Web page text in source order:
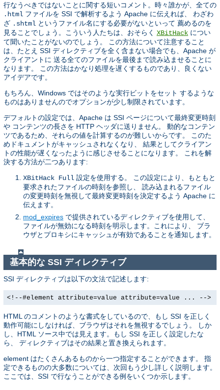
行なうべきではないことに関する短いコメント。時々誰かが、全ての
.html ファイルを SSI で解析するよう Apache に伝えれば、 わざわ
ざ .shtml というファイル名にする必要がないといって 薦めるのを
見ることでしょう。こういう人たちは、おそらく XBitHack につい
て聞いたことがないのでしょう。 この方法について注意すること
は、たとえ SSI ディレクティブを全く含まない場合でも、Apache が
クライアントに 送る全てのファイルを最後まで読み込ませることに
なります。 この方法はかなり処理を遅くするものであり、良くない
アイデアです。
もちろん、Windows ではそのような実行ビットをセット するような
ものはありませんのでオプションが少し制限されています。
デフォルトの設定では、Apache は SSI ページについて最終変更時刻
や コンテンツの長さを HTTP ヘッダに送りません。 動的なコンテン
ツであるため、それらの値を計算するのが難しいからです。 このた
めドキュメントがキャッシュされなくなり、 結果としてクライアン
トの性能が遅くなったように感じさせることになります。 これを解
決する方法が二つあります:
XBitHack Full 設定を使用する。 この設定により、もともと
要求されたファイルの時刻を参照し、 読み込まれるファイル
の変更時刻を無視して最終変更時刻を決定するよう Apache に
伝えます。
mod_expires で提供されているディレクティブを使用して、
ファイルが無効になる時刻を明示します。これにより、 ブラ
ウザとプロキシにキャッシュが有効であることを通知します。
基本的な SSI ディレクティブ
SSI ディレクティブは以下の文法で記述します:
<!--#element attribute=value attribute=value ... -->
HTML のコメントのような書式をしているので、もし SSI を正しく
動作可能にしなければ、ブラウザはそれを無視するでしょう。 しか
し、HTML ソース中では見えます。もし SSI を正しく設定したな
ら、 ディレクティブはその結果と置き換えられます。
element はたくさんあるものから一つ指定することができます。 指
定できるものの大多数については、次回もう少し詳しく説明します。
ここでは、SSI で行なうことができる例をいくつか示します。